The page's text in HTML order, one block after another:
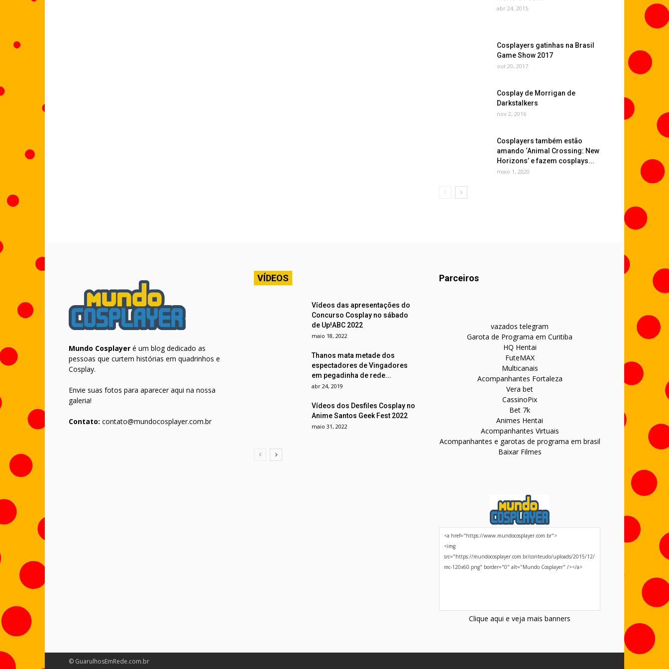
abr 24, 2015
Cosplayers gatinhas na Brasil
Game Show 2017
out 20, 2017
Cosplay de Morrigan de
Darkstalkers
nov 2, 2016
Cosplayers também estão
amando ‘Animal Crossing: New
Horizons’ e fazem cosplays...
maio 1, 2020
Mundo Cosplayer é um blog dedicado as
pessoas que curtem histórias em quadrinhos e
Cosplay.
Envie suas fotos para aparecer aqui na nossa
galeria!
Contato: contato@mundocosplayer.com.br
VÍDEOS
Vídeos das apresentações do
Concurso Cosplay no sábado
de Up!ABC 2022
maio 18, 2022
Thanos mata metade dos
espectadores de Vingadores
em pegadinha de rede...
abr 24, 2019
Vídeos dos Desfiles Cosplay no
Anime Santos Geek Fest 2022
maio 31, 2022
Parceiros
vazados telegram
Garota de Programa em Curitiba
HQ Hentai
FuteMAX
Multicanais
Acompanhantes Fortaleza
Vera bet
CassinoPix
Bet 7k
Animes Hentai
Acompanhantes Virtuais
Acompanhantes e garotas de programa em brasil
Baixar Filmes
Clique aqui e veja mais banners
© GuarulhosEmRede.com.br